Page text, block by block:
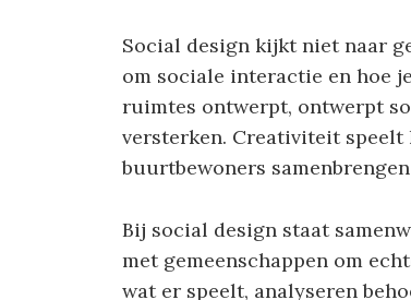
Social design kijkt niet naar
om sociale interactie en hoe
ruimtes ontwerpt, ontwerpt
versterken. Creativiteit
buurtbewoners
Bij social design staat
met gemeenschappen om
wat er speelt, analyseren